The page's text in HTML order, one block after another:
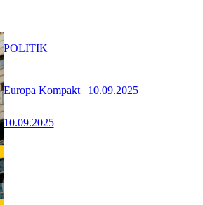
Europa Kompakt | 10.09.2025
10.09.2025
POLITIK